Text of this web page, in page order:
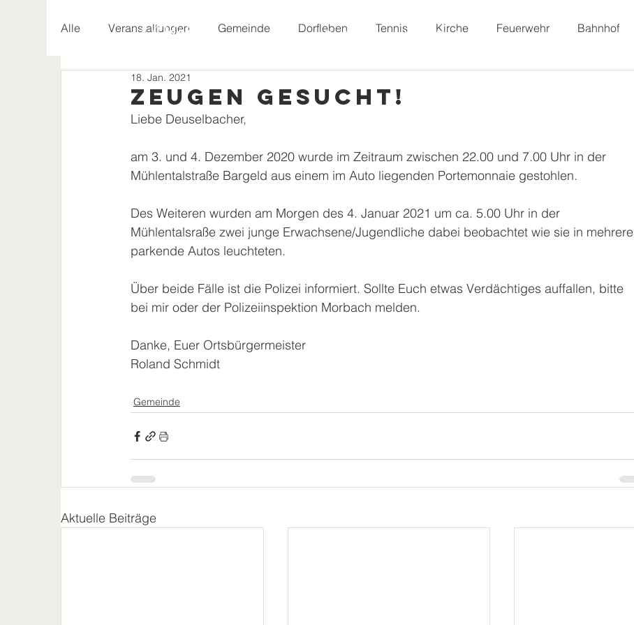
Dorffunk Unser Dorf Vereine Freizeit
Alle Veranstaltungen Gemeinde Dorfleben Tennis Kirche Feuerwehr Bahnhof
GeschichteZeugen gesucht!
18. Jan. 2021
Liebe Deuselbacher,
am 3. und 4. Dezember 2020 wurde im Zeitraum zwischen 22.00 und 7.00 Uhr in der
Mühlentalstraße Bargeld aus einem im Auto liegenden Portemonnaie gestohlen.
Des Weiteren wurden am Morgen des 4. Januar 2021 um ca. 5.00 Uhr in der
Mühlentalsraße zwei junge Erwachsene/Jugendliche dabei beobachtet wie sie in mehrere
parkende Autos leuchteten.
Über beide Fälle ist die Polizei informiert. Sollte Euch etwas Verdächtiges auffallen, bitte
bei mir oder der Polizeiinspektion Morbach melden.
Danke, Euer Ortsbürgermeister
Roland Schmidt
Gemeinde
Aktuelle Beiträge